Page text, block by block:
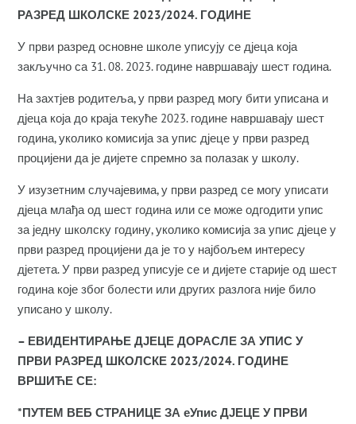
РАЗРЕД ШКОЛСКЕ 2023/2024. ГОДИНЕ
У први разред основне школе уписују се дјеца која
закључно са 31. 08. 2023. године навршавају шест година.
На захтјев родитеља, у први разред могу бити уписана и
дјеца која до краја текуће 2023. године навршавају шест
година, уколико комисија за упис дјеце у први разред
процијени да је дијете спремно за полазак у школу.
У изузетним случајевима, у први разред се могу уписати
дјеца млађа од шест година или се може одгодити упис
за једну школску годину, уколико комисија за упис дјеце у
први разред процијени да је то у најбољем интересу
дјетета. У први разред уписује се и дијете старије од шест
година које због болести или других разлога није било
уписано у школу.
– ЕВИДЕНТИРАЊЕ ДЈЕЦЕ ДОРАСЛЕ ЗА УПИС У
ПРВИ РАЗРЕД ШКОЛСКЕ 2023/2024. ГОДИНЕ
ВРШИЋЕ СЕ:
*ПУТЕМ ВЕБ СТРАНИЦЕ ЗА еУпис ДЈЕЦЕ У ПРВИ